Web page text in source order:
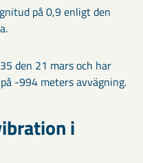
på 0,9 enligt den
den 21 mars och har
-994 meters avvägning.
i